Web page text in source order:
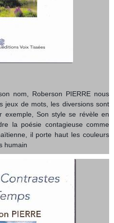
nom, Roberson PIERRE nous
jeux de mots, les diversions sont
exemple, Son style se révèle en
la poésie contagieuse comme
il porte haut les couleurs
humain